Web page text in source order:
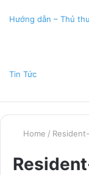
Hướng dẫn – Thủ
Tin Tức
Home /